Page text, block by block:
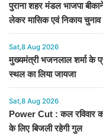
पुराना शहर मंडल भाजपा
लेकर मासिक एवं निकाय चुनाव
Sat,8 Aug 2026
मुख्यमंत्री भजनलाल शर्मा के
स्थल का लिया जायजा
Sat,8 Aug 2026
Power Cut : कल रविवार
के लिए बिजली रहेगी गुल